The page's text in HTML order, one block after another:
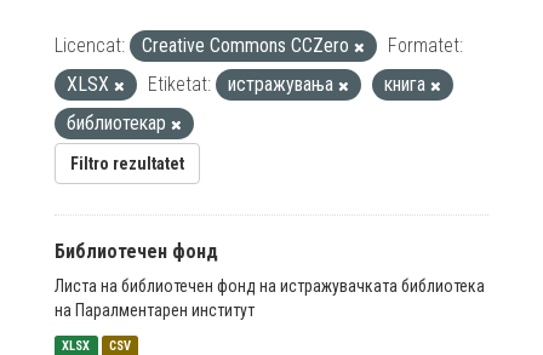
Licencat: Creative Commons CCZero
Formatet:
XLSX
Etiketat: истражувања
книга
библиотекар
Filtro rezultatet
Библиотечен фонд
Листа на библиотечен фонд на истражувачката библиотека
на Паралментарен институт
XLSX CSV